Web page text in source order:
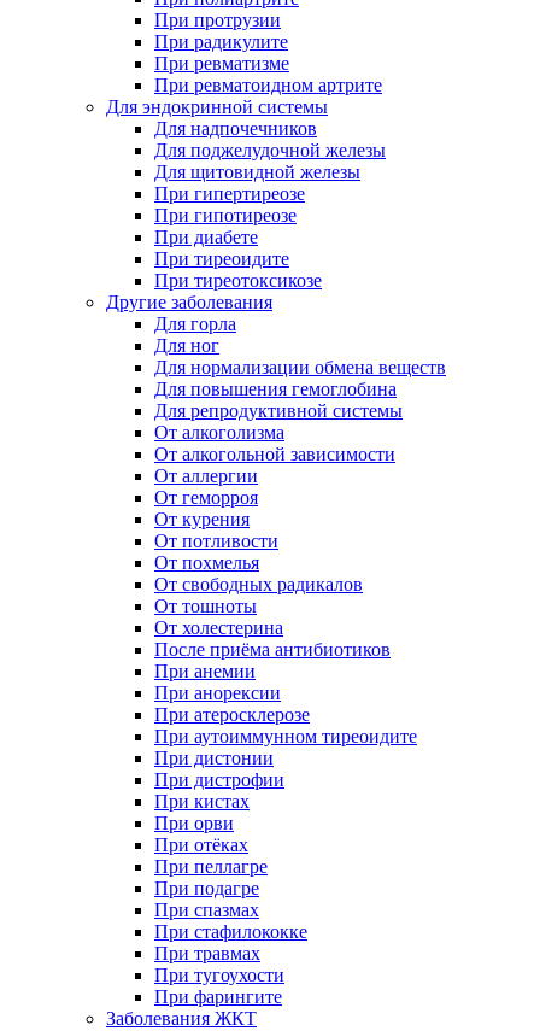
При протрузии
При радикулите
При ревматизме
При ревматоидном артрите
Для эндокринной системы
Для надпочечников
Для поджелудочной железы
Для щитовидной железы
При гипертиреозе
При гипотиреозе
При диабете
При тиреоидите
При тиреотоксикозе
Другие заболевания
Для горла
Для ног
Для нормализации обмена веществ
Для повышения гемоглобина
Для репродуктивной системы
От алкоголизма
От алкогольной зависимости
От аллергии
От геморроя
От курения
От потливости
От похмелья
От свободных радикалов
От тошноты
От холестерина
После приёма антибиотиков
При анемии
При анорексии
При атеросклерозе
При аутоиммунном тиреоидите
При дистонии
При дистрофии
При кистах
При орви
При отёках
При пеллагре
При подагре
При спазмах
При стафилококке
При травмах
При тугоухости
При фарингите
Заболевания ЖКТ